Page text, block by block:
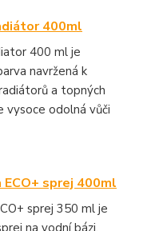
400ml
400 ml je
navržená k
a topných
vysoce odolná vůči
sprej 400ml
sprej 350 ml je